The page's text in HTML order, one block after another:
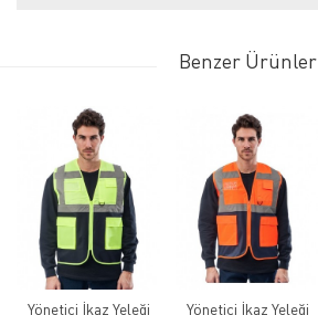
Benzer Ürünler
Yönetici İkaz Yeleği
Yönetici İkaz Yeleği